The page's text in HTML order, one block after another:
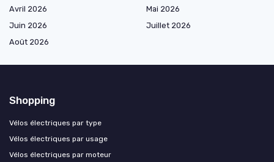
Avril 2026
Mai 2026
Juin 2026
Juillet 2026
Août 2026
Shopping
Vélos électriques par type
Vélos électriques par usage
Vélos électriques par moteur